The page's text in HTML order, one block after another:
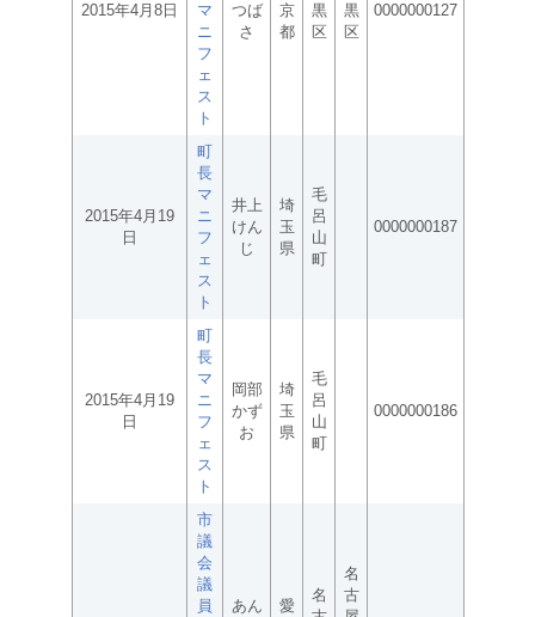
2015年4月8日
マ
ニ
フ
ェ
ス
ト
つば
さ
京
都
黒
区
黒
区
0000000127
2015年4月19
日
町
長
マ
ニ
フ
ェ
ス
ト
井上
けん
じ
埼
玉
県
毛
呂
山
町
0000000187
2015年4月19
日
町
長
マ
ニ
フ
ェ
ス
ト
岡部
かず
お
埼
玉
県
毛
呂
山
町
0000000186
市
議
会
議
員
あん
愛
名
名
古